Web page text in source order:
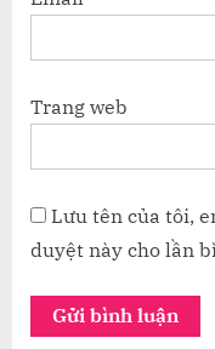
Trang web
Lưu tên của tôi,
duyệt này cho lần